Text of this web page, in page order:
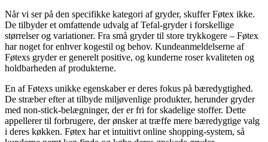
Når vi ser på den specifikke kategori af gryder, skuffer Føtex ikke.
De tilbyder et omfattende udvalg af Tefal-gryder i forskellige
størrelser og variationer. Fra små gryder til store trykkogere – Føtex
har noget for enhver kogestil og behov. Kundeanmeldelserne af
Føtexs gryder er generelt positive, og kunderne roser kvaliteten og
holdbarheden af produkterne.
En af Føtexs unikke egenskaber er deres fokus på bæredygtighed.
De stræber efter at tilbyde miljøvenlige produkter, herunder gryder
med non-stick-belægninger, der er fri for skadelige stoffer. Dette
appellerer til forbrugere, der ønsker at træffe mere bæredygtige valg
i deres køkken. Føtex har et intuitivt online shopping-system, så